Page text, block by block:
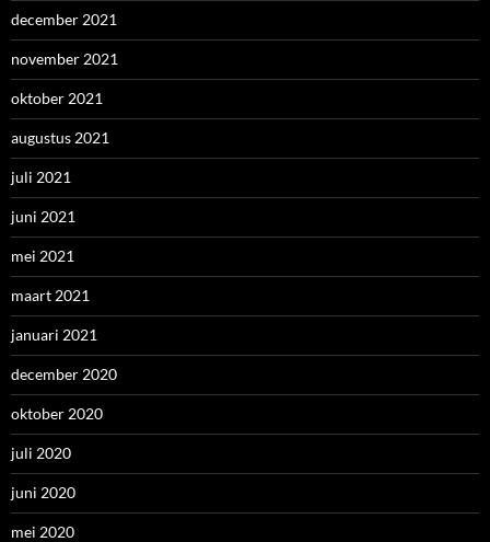
december 2021
november 2021
oktober 2021
augustus 2021
juli 2021
juni 2021
mei 2021
maart 2021
januari 2021
december 2020
oktober 2020
juli 2020
juni 2020
mei 2020